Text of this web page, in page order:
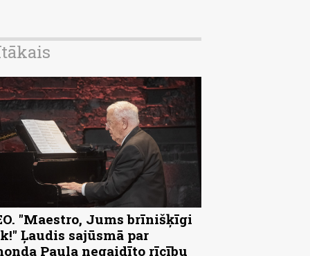
"Maestro, Jums brīnišķīgi
Ļaudis sajūsmā par
Paula negaidīto rīcību